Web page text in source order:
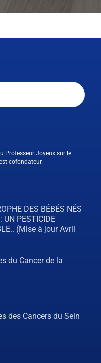
Professeur Joyeux sur le
cofondateur.
DES BÉBÉS NÉS
UN PESTICIDE
(Mise à jour Avril
du Cancer de la
des Cancers du Sein